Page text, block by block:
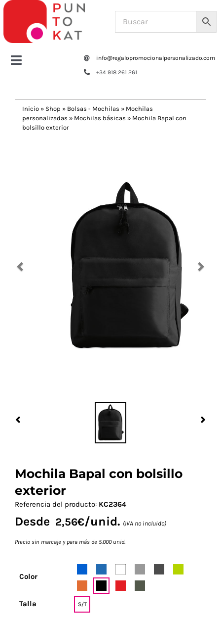
Saltar
contenido
Toggle
Tazas y botellas
Navidad 🎄 Invierno
info@regalopromocionalpersonalizado.com
+34 918 261 261
Inicio » Shop » Bolsas - Mochilas » Mochilas
personalizadas » Mochilas básicas » Mochila Bapal con
bolsillo exterior
Mochila Bapal con bolsillo
exterior
Referencia del producto: KC2364
Desde 2,56€/unid. (IVA no incluido)
Precio sin marcaje y para más de 5.000 unid.
Color
Talla S/T